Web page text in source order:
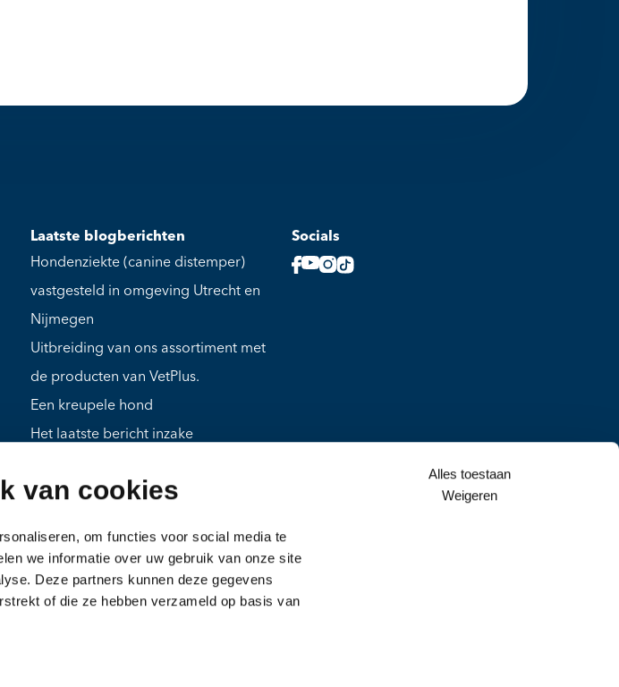
van cookies
om functies voor social media te
we informatie over uw gebruik van onze site
Deze partners kunnen deze gegevens
of die ze hebben verzameld op basis van
Alles toestaan
Weigeren
Laatste blogberichten
Hondenziekte (canine distemper)
vastgesteld in omgeving Utrecht en
Nijmegen
Uitbreiding van ons assortiment met
de producten van VetPlus.
Een kreupele hond
Het laatste bericht inzake
Mies, een ouder hondje met
hond
Socials